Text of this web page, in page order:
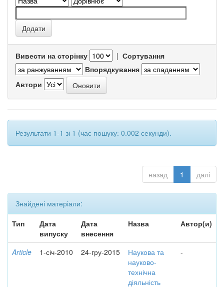
Вивести на сторінку | Сортування
Впорядкування
Автори
Результати 1-1 зі 1 (час пошуку: 0.002 секунди).
назад 1 далі
Знайдені матеріали:
Тип
Дата
випуску
Дата
внесення
Назва Автор(и)
Article 1-січ-2010 24-гру-2015
Наукова та
науково-
технічна
діяльність
-